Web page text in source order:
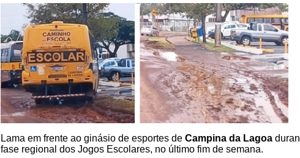
Lama em frente ao ginásio de esportes de Campina da Lagoa
fase regional dos Jogos Escolares, no último fim de semana.